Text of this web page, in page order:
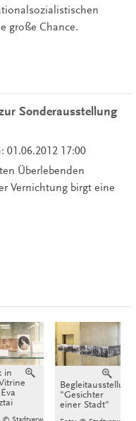
große Chance.
Sonderausstellung
01.06.2012 17:00
Überlebenden
Vernichtung birgt eine
in
Begleitausstellung
"Gesichter
einer Stadt"